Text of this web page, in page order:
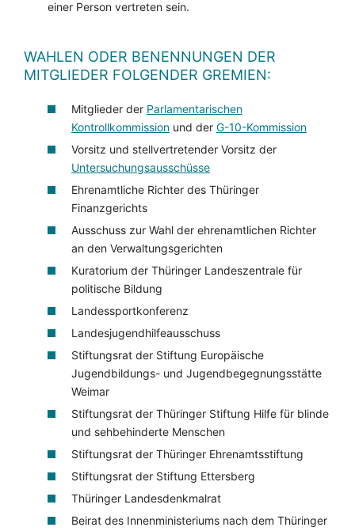
einer Person vertreten sein.
WAHLEN ODER BENENNUNGEN DER
MITGLIEDER FOLGENDER GREMIEN:
Mitglieder der Parlamentarischen
Kontrollkommission und der G-10-Kommission
Vorsitz und stellvertretender Vorsitz der
Untersuchungsausschüsse
Ehrenamtliche Richter des Thüringer
Finanzgerichts
Ausschuss zur Wahl der ehrenamtlichen Richter
an den Verwaltungsgerichten
Kuratorium der Thüringer Landeszentrale für
politische Bildung
Landessportkonferenz
Landesjugendhilfeausschuss
Stiftungsrat der Stiftung Europäische
Jugendbildungs- und Jugendbegegnungsstätte
Weimar
Stiftungsrat der Thüringer Stiftung Hilfe für blinde
und sehbehinderte Menschen
Stiftungsrat der Thüringer Ehrenamtsstiftung
Stiftungsrat der Stiftung Ettersberg
Thüringer Landesdenkmalrat
Beirat des Innenministeriums nach dem Thüringer